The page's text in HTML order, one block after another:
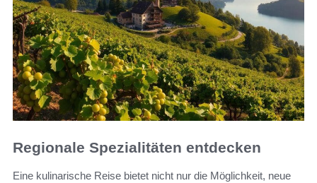
Regionale Spezialitäten entdecken
Eine kulinarische Reise bietet nicht nur die Möglichkeit, neue